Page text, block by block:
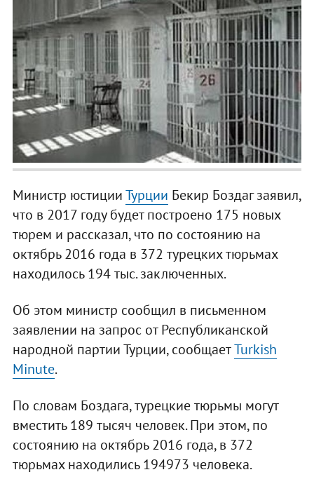
Министр юстицииТурции Бекир Боздаг заявил,
что в 2017 году будет построено 175 новых
тюрем и рассказал, что по состоянию на
октябрь 2016 года в 372 турецких тюрьмах
находилось 194 тыс. заключенных.
Об этом министр сообщил в письменном
заявлении на запрос от Республиканской
народной партии Турции, сообщаетTurkish
Minute.
По словам Боздага, турецкие тюрьмы могут
вместить 189 тысяч человек. При этом, по
состоянию на октябрь 2016 года, в 372
тюрьмах находились 194973 человека.